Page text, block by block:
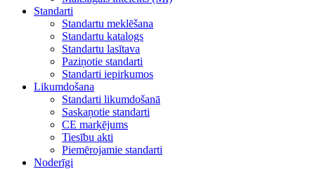
Standarti
Standartu meklēšana
Standartu katalogs
Standartu lasītava
Paziņotie standarti
Standarti iepirkumos
Likumdošana
Standarti likumdošanā
Saskaņotie standarti
CE marķējums
Tiesību akti
Piemērojamie standarti
Noderīgi